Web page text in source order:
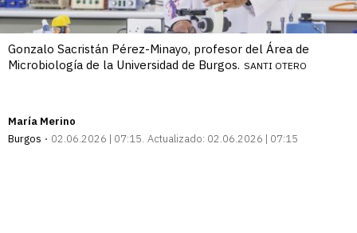
Gonzalo Sacristán Pérez-Minayo, profesor del Área de
Microbiología de la Universidad de Burgos. SANTI OTERO
María Merino
Burgos
02.06.2026 | 07:15 Actualizado: 02.06.2026 | 07:15